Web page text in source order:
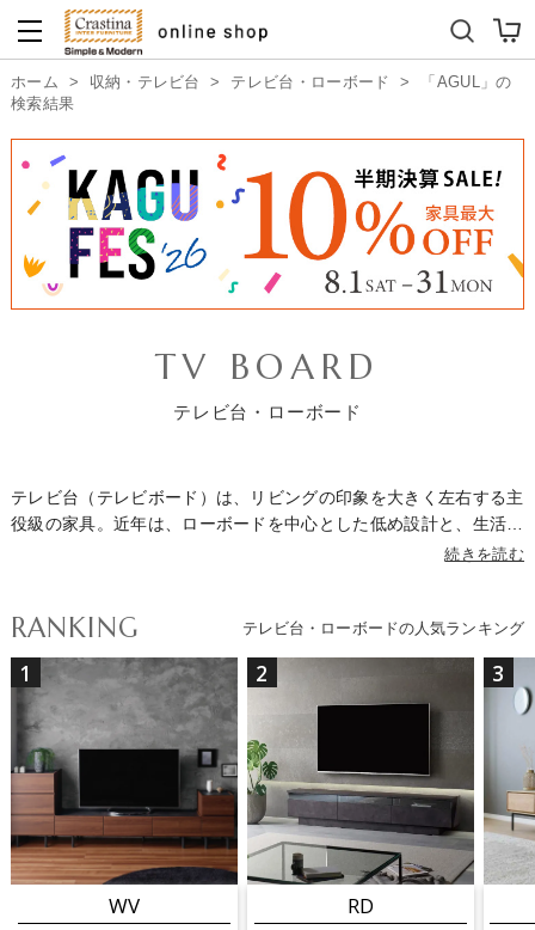
ダイニングテーブルセット
ホーム > 収納・テレビ台 > テレビ台・ローボード >
「AGUL」の
検索結果
TV BOARD
テレビ台・ローボード
テレビ台（テレビボード）は、リビングの印象を大きく左右する主
役級の家具。近年は、ローボードを中心とした低め設計と、生活感
を抑えるクローズ収納のテレビボードが主流となり、すっきりとし
開。ブラック・ホワイトなどのモノトーンカラーから、ウォールナ
ットやオークの美しい木目素材まで揃え、北欧・モダン・ナチュラ
ル・カフェ風など幅広いインテリアテイストに調和します。サイズ
は、テレビのインチ数やリビングの広さに合わせて選べるバリエー
ションが充実。大型テレビに対応したワイドサイズから、一人暮ら
しや限られたスペースにも置きやすいコンパクトサイズまで、住ま
いに合わせて選べます。また、収納量を重視したローボードタイ
プ、脚付きで掃除しやすいモデル、壁掛けテレビに対応したハイタ
イプなど、ライフスタイルに合わせた機能性も充実。お部屋をすっ
きり見せながら、快適なテレビ視聴を叶える一台を、ぜひ見つけて
続きを読む
RANKING テレビ台・ローボードの人気ランキング
1
WV
2
RD
3